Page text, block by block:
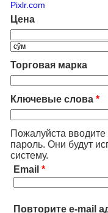
Pixlr.com
Цена
Торговая марка
Ключевые слова *
Пожалуйста
пароль. Они будут
систему.
Email *
Повторите e-mail